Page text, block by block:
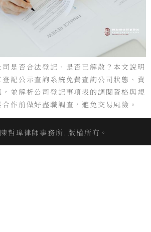
是否合法登記、是否已解散？本文說明
記公示查詢系統免費查詢公司狀態、資
並解析公司登記事項表的調閱資格與規
作前做好盡職調查，避免交易風險。
哲瑋律師事務所. 版權所有。